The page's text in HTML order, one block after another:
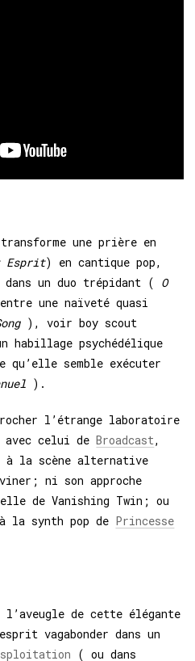
une prière en
Esprit) en cantique pop,
un duo trépidant ( O
une naïveté quasi
), voir boy scout
habillage psychédélique
semble exécuter
).
l’étrange laboratoire
avec celui deBroadcast,
à la scène alternative
ni son approche
de Vanishing Twin; ou
la synth pop de Princesse
l’aveugle de cette élégante
vagabonder dans un
( ou dans